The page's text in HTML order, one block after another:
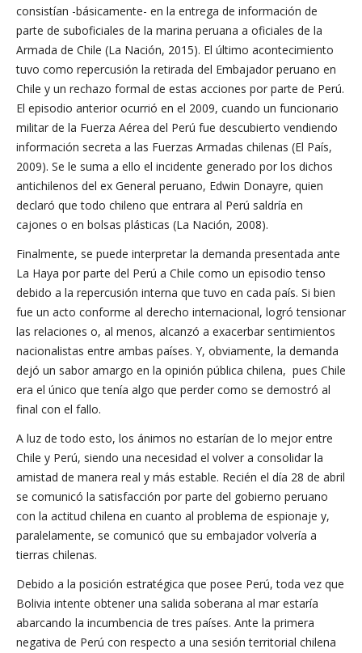
consistían -básicamente- en la entrega de información de
parte de suboficiales de la marina peruana a oficiales de la
Armada de Chile (La Nación, 2015). El último acontecimiento
tuvo como repercusión la retirada del Embajador peruano en
Chile y un rechazo formal de estas acciones por parte de Perú.
El episodio anterior ocurrió en el 2009, cuando un funcionario
militar de la Fuerza Aérea del Perú fue descubierto vendiendo
información secreta a las Fuerzas Armadas chilenas (El País,
2009). Se le suma a ello el incidente generado por los dichos
antichilenos del ex General peruano, Edwin Donayre, quien
declaró que todo chileno que entrara al Perú saldría en
cajones o en bolsas plásticas (La Nación, 2008).
Finalmente, se puede interpretar la demanda presentada ante
La Haya por parte del Perú a Chile como un episodio tenso
debido a la repercusión interna que tuvo en cada país. Si bien
fue un acto conforme al derecho internacional, logró tensionar
las relaciones o, al menos, alcanzó a exacerbar sentimientos
nacionalistas entre ambas países. Y, obviamente, la demanda
dejó un sabor amargo en la opinión pública chilena, pues Chile
era el único que tenía algo que perder como se demostró al
final con el fallo.
A luz de todo esto, los ánimos no estarían de lo mejor entre
Chile y Perú, siendo una necesidad el volver a consolidar la
amistad de manera real y más estable. Recién el día 28 de abril
se comunicó la satisfacción por parte del gobierno peruano
con la actitud chilena en cuanto al problema de espionaje y,
paralelamente, se comunicó que su embajador volvería a
tierras chilenas.
Debido a la posición estratégica que posee Perú, toda vez que
Bolivia intente obtener una salida soberana al mar estaría
abarcando la incumbencia de tres países. Ante la primera
negativa de Perú con respecto a una sesión territorial chilena